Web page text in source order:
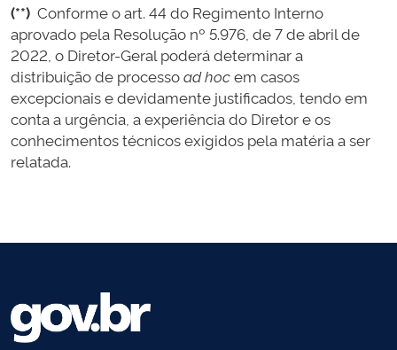
(**) Conforme o art. 44 do Regimento Interno
aprovado pela Resolução nº 5.976, de 7 de abril de
2022, o Diretor-Geral poderá determinar a
distribuição de processoad hocem casos
excepcionais e devidamente justificados, tendo em
conta a urgência, a experiência do Diretor e os
conhecimentos técnicos exigidos pela matéria a ser
relatada.